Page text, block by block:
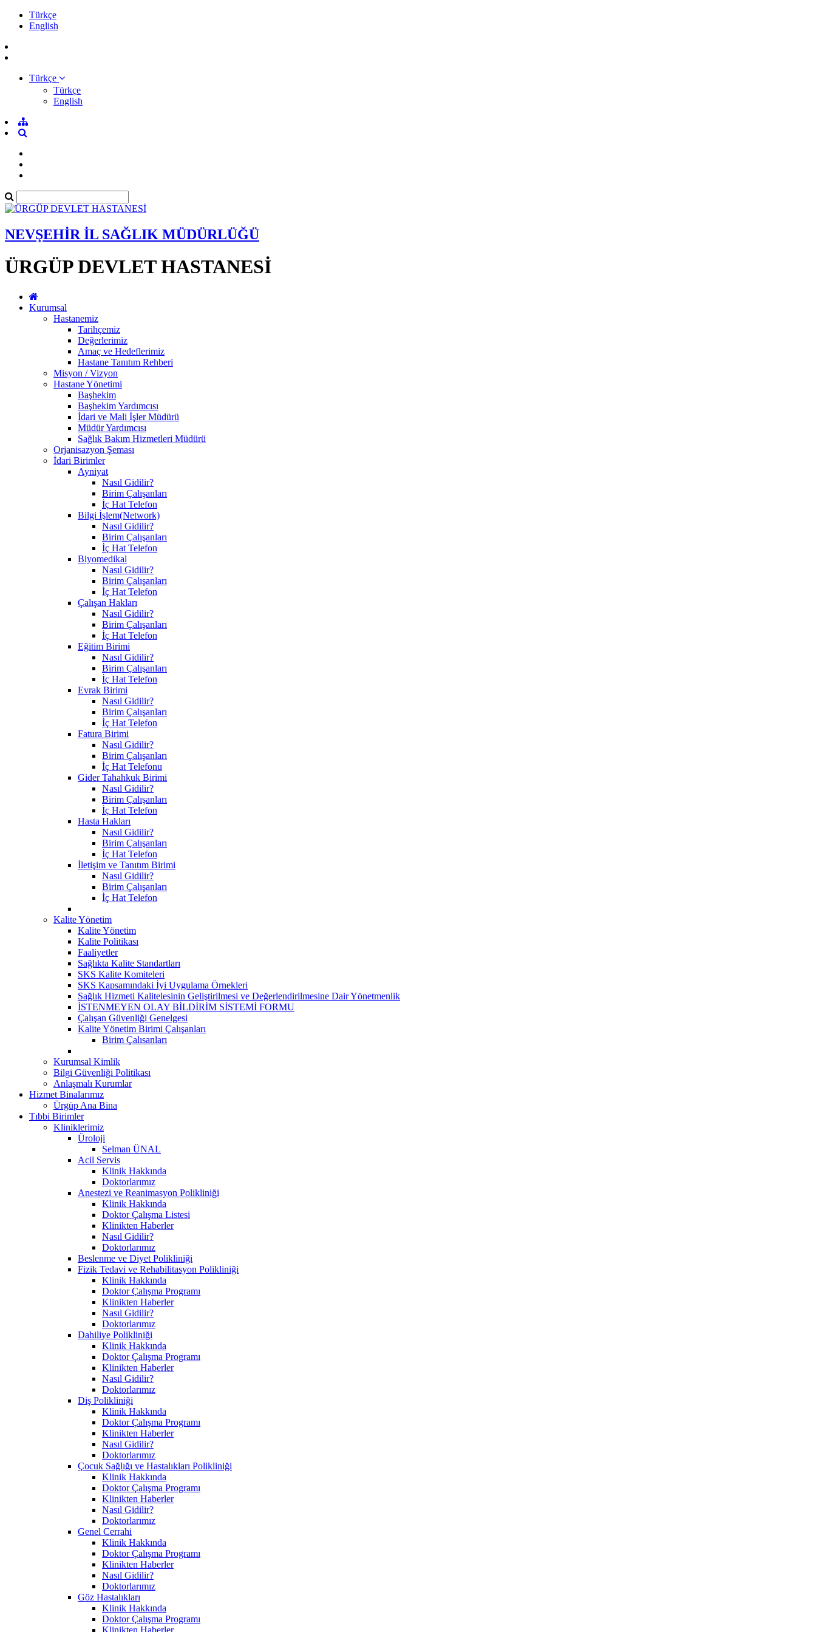
Türkçe
English
Türkçe
Türkçe
English
NEVŞEHİR İL SAĞLIK MÜDÜRLÜĞÜ
ÜRGÜP DEVLET HASTANESİ
Kurumsal
Hastanemiz
Tarihçemiz
Değerlerimiz
Amaç ve Hedeflerimiz
Hastane Tanıtım Rehberi
Misyon / Vizyon
Hastane Yönetimi
Başhekim
Başhekim Yardımcısı
İdari ve Mali İşler Müdürü
Müdür Yardımcısı
Sağlık Bakım Hizmetleri Müdürü
Orjanisazyon Şeması
İdari Birimler
Ayniyat
Nasıl Gidilir?
Birim Çalışanları
İç Hat Telefon
Bilgi İşlem(Network)
Nasıl Gidilir?
Birim Çalışanları
İç Hat Telefon
Biyomedikal
Nasıl Gidilir?
Birim Çalışanları
İç Hat Telefon
Çalışan Hakları
Nasıl Gidilir?
Birim Çalışanları
İç Hat Telefon
Eğitim Birimi
Nasıl Gidilir?
Birim Çalışanları
İç Hat Telefon
Evrak Birimi
Nasıl Gidilir?
Birim Çalışanları
İç Hat Telefon
Fatura Birimi
Nasıl Gidilir?
Birim Çalışanları
İç Hat Telefonu
Gider Tahahkuk Birimi
Nasıl Gidilir?
Birim Çalışanları
İç Hat Telefon
Hasta Hakları
Nasıl Gidilir?
Birim Çalışanları
İç Hat Telefon
İletişim ve Tanıtım Birimi
Nasıl Gidilir?
Birim Çalışanları
İç Hat Telefon
Kalite Yönetim
Kalite Yönetim
Kalite Politikası
Faaliyetler
Sağlıkta Kalite Standartları
SKS Kalite Komiteleri
SKS Kapsamındaki İyi Uygulama Örnekleri
Sağlık Hizmeti Kalitelesinin Geliştirilmesi ve Değerlendirilmesine Dair Yönetmenlik
İSTENMEYEN OLAY BİLDİRİM SİSTEMİ FORMU
Çalışan Güvenliği Genelgesi
Kalite Yönetim Birimi Çalışanları
Birim Çalısanları
Kurumsal Kimlik
Bilgi Güvenliği Politikası
Anlaşmalı Kurumlar
Hizmet Binalarımız
Ürgüp Ana Bina
Tıbbi Birimler
Kliniklerimiz
Üroloji
Selman ÜNAL
Acil Servis
Klinik Hakkında
Doktorlarımız
Anestezi ve Reanimasyon Polikliniği
Klinik Hakkında
Doktor Çalışma Listesi
Klinikten Haberler
Nasıl Gidilir?
Doktorlarımız
Beslenme ve Diyet Polikliniği
Fizik Tedavi ve Rehabilitasyon Polikliniği
Klinik Hakkında
Doktor Çalışma Programı
Klinikten Haberler
Nasıl Gidilir?
Doktorlarımız
Dahiliye Polikliniği
Klinik Hakkında
Doktor Çalışma Programı
Klinikten Haberler
Nasıl Gidilir?
Doktorlarımız
Diş Polikliniği
Klinik Hakkında
Doktor Çalışma Programı
Klinikten Haberler
Nasıl Gidilir?
Doktorlarımız
Çocuk Sağlığı ve Hastalıkları Polikliniği
Klinik Hakkında
Doktor Çalışma Programı
Klinikten Haberler
Nasıl Gidilir?
Doktorlarımız
Genel Cerrahi
Klinik Hakkında
Doktor Çalışma Programı
Klinikten Haberler
Nasıl Gidilir?
Doktorlarımız
Göz Hastalıkları
Klinik Hakkında
Doktor Çalışma Programı
Klinikten Haberler